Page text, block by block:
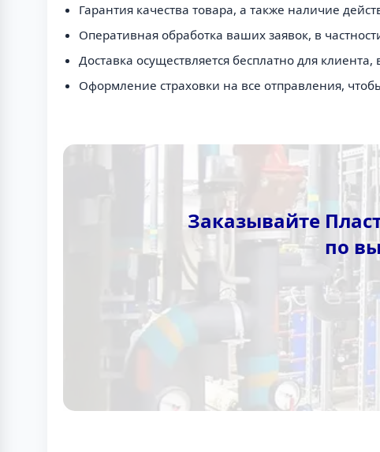
Гарантия качества товара, а также наличие
Оперативная обработка ваших заявок, в
Доставка осуществляется бесплатно для
Оформление страховки на все отправления,
Заказывайте
по